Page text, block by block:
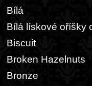
Bílá
Bílá lískové oříšky
Biscuit
Broken Hazelnuts
Bronze